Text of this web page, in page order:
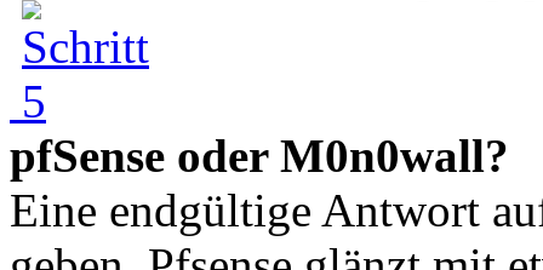
pfSense oder M0n0wall?
Eine endgültige Antwort